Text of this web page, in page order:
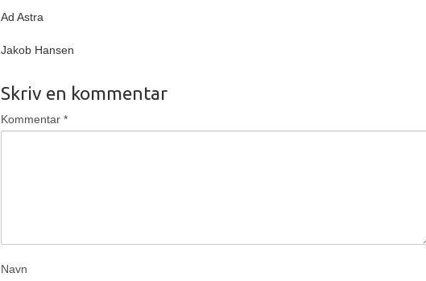
Ad Astra
Jakob Hansen
Skriv en kommentar
Kommentar*
Navn